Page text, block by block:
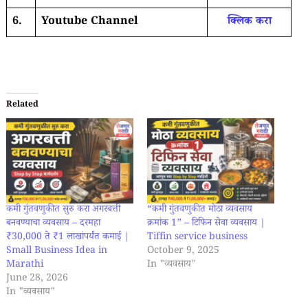
6.
Youtube Channel क्लिक करा
Related
कमी गुंतवणुकीत सुरु करा अगरबत्ती
बनवण्याचा व्यवसाय – दरमहा
₹30,000 ते ₹1 लाखांपर्यंत कमाई |
Small Business Idea in
Marathi
June 28, 2026
In "व्यवसाय"
“कमी गुंतवणुकीत मोठा व्यवसाय
क्रमांक 1” – टिफिन सेवा व्यवसाय |
Tiffin service business
October 9, 2025
In "व्यवसाय"